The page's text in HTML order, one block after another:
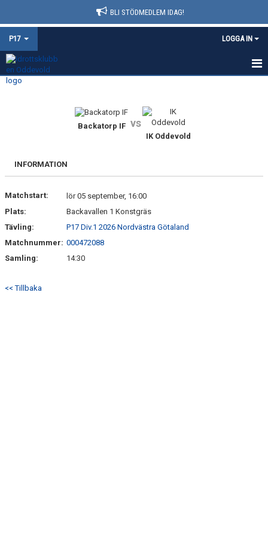
BLI STÖDMEDLEM IDAG!
P17 LOGGA IN
HEM
MATCHER
TRUPPEN
BILDGALLERI
DOKUMENT
Backatorp IF vs
IK Oddevold
INFORMATION
Matchstart:
lör 05 september, 16:00
Plats:
Backavallen 1 Konstgräs
Tävling:
P17 Div.1 2026 Nordvästra Götaland
Matchnummer: 000472088
Samling:
14:30
<< Tillbaka